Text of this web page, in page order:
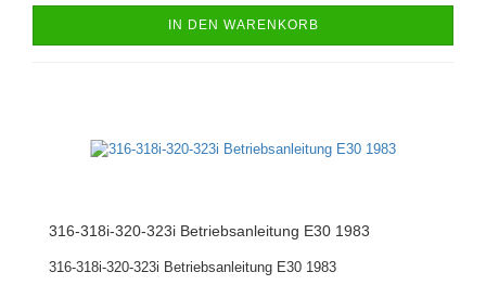
IN DEN WARENKORB
316-318i-320-323i Betriebsanleitung E30 1983
316-318i-320-323i Betriebsanleitung E30 1983